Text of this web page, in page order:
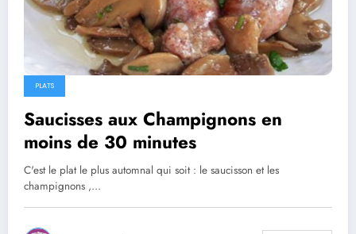
PLATS
Saucisses aux Champignons en
moins de 30 minutes
C'est le plat le plus automnal qui soit : le saucisson et les
champignons ,…